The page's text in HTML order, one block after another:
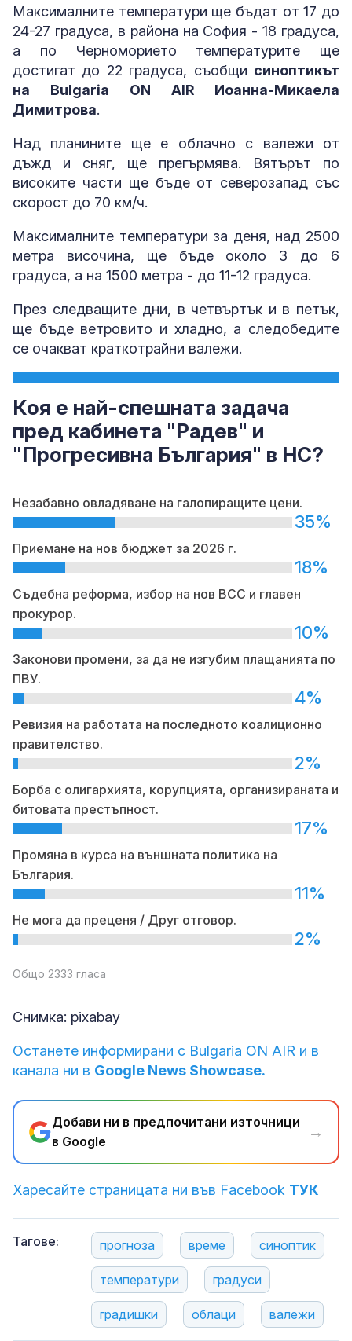
Максималните температури ще бъдат от 17 до
24-27 градуса, в района на София - 18 градуса,
а по Черноморието температурите ще
достигат до 22 градуса, съобщи синоптикът
на Bulgaria ON AIR Иоанна-Микаела
Димитрова.
Над планините ще е облачно с валежи от
дъжд и сняг, ще прегърмява. Вятърът по
високите части ще бъде от северозапад със
скорост до 70 км/ч.
Максималните температури за деня, над 2500
метра височина, ще бъде около 3 до 6
градуса, а на 1500 метра - до 11-12 градуса.
През следващите дни, в четвъртък и в петък,
ще бъде ветровито и хладно, а следобедите
се очакват краткотрайни валежи.
Коя е най-спешната задача
пред кабинета "Радев" и
"Прогресивна България" в НС?
Незабавно овладяване на галопиращите цени.
35%
Приемане на нов бюджет за 2026 г.
18%
Съдебна реформа, избор на нов ВСС и главен
прокурор.
10%
Законови промени, за да не изгубим плащанията по
ПВУ.
4%
Ревизия на работата на последното коалиционно
правителство.
2%
Борба с олигархията, корупцията, организираната и
битовата престъпност.
17%
Промяна в курса на външната политика на
България.
11%
Не мога да преценя / Друг отговор.
2%
Общо 2333 гласа
Снимка: pixabay
Останете информирани с Bulgaria ON AIR и в
канала ни в Google News Showcase.
Добави ни в предпочитани източници
в Google
→
Харесайте страницата ни във Facebook ТУК
Тагове: прогноза време синоптик
температури градуси
градишки облаци валежи